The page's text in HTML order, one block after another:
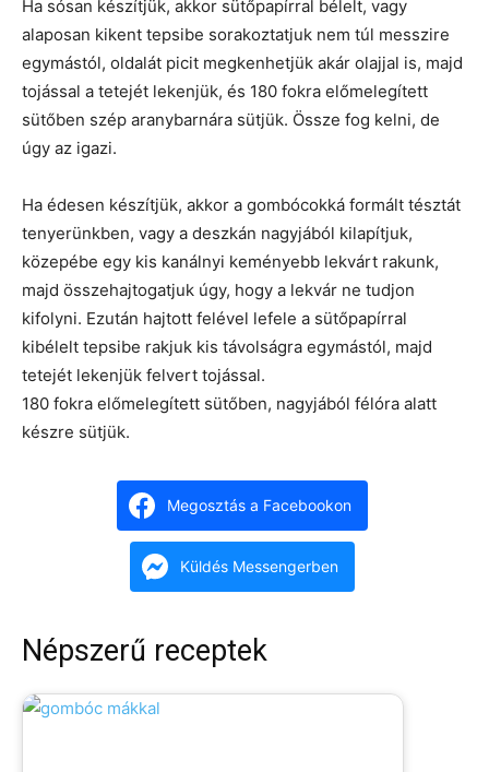
Ha sósan készítjük, akkor sütőpapírral bélelt, vagy
alaposan kikent tepsibe sorakoztatjuk nem túl messzire
egymástól, oldalát picit megkenhetjük akár olajjal is, majd
tojással a tetejét lekenjük, és 180 fokra előmelegített
sütőben szép aranybarnára sütjük. Össze fog kelni, de
úgy az igazi.
Ha édesen készítjük, akkor a gombócokká formált tésztát
tenyerünkben, vagy a deszkán nagyjából kilapítjuk,
közepébe egy kis kanálnyi keményebb lekvárt rakunk,
majd összehajtogatjuk úgy, hogy a lekvár ne tudjon
kifolyni. Ezután hajtott felével lefele a sütőpapírral
kibélelt tepsibe rakjuk kis távolságra egymástól, majd
tetejét lekenjük felvert tojással.
180 fokra előmelegített sütőben, nagyjából félóra alatt
készre sütjük.
Megosztás a Facebookon
Küldés Messengerben
Népszerű receptek